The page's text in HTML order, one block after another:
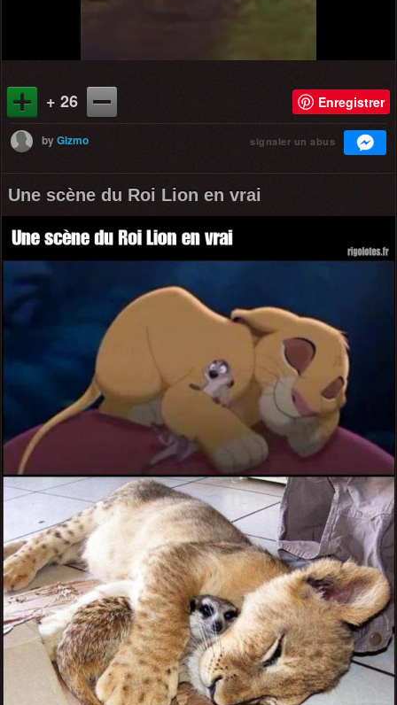
+ 26 Enregistrer
byGizmo signaler un abus
Une scène du Roi Lion en vrai